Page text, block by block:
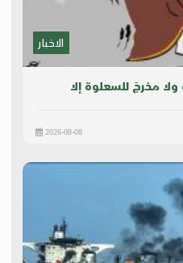
الاخبار
مخرجَ للسعلوة إلا
2026-08-08